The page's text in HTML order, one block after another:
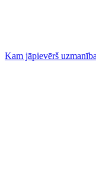
Kam jāpievērš